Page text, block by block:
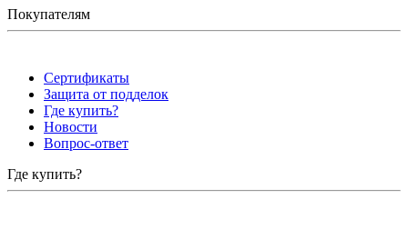
Покупателям
Сертификаты
Защита от подделок
Где купить?
Новости
Вопрос-ответ
Где купить?